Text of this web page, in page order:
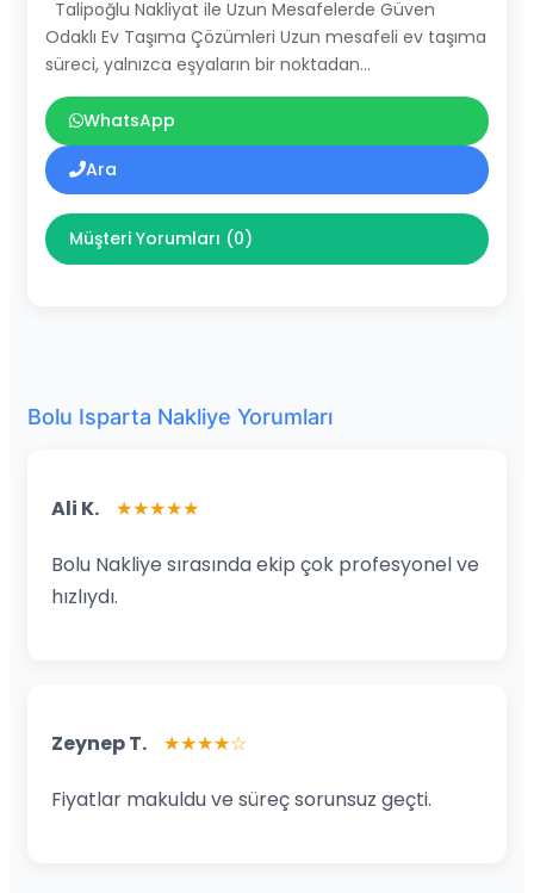
Talipoğlu Nakliyat ile Uzun Mesafelerde Güven
Odaklı Ev Taşıma Çözümleri Uzun mesafeli ev taşıma
süreci, yalnızca eşyaların bir noktadan…
WhatsApp
Ara
Müşteri Yorumları (0)
Bolu Isparta Nakliye Yorumları
Ali K. ★★★★★
Bolu Nakliye sırasında ekip çok profesyonel ve
hızlıydı.
Zeynep T. ★★★★☆
Fiyatlar makuldu ve süreç sorunsuz geçti.